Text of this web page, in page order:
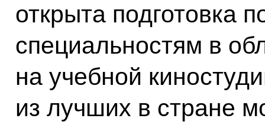
открыта подготовка
специальностям в
на учебной
из лучших в стране